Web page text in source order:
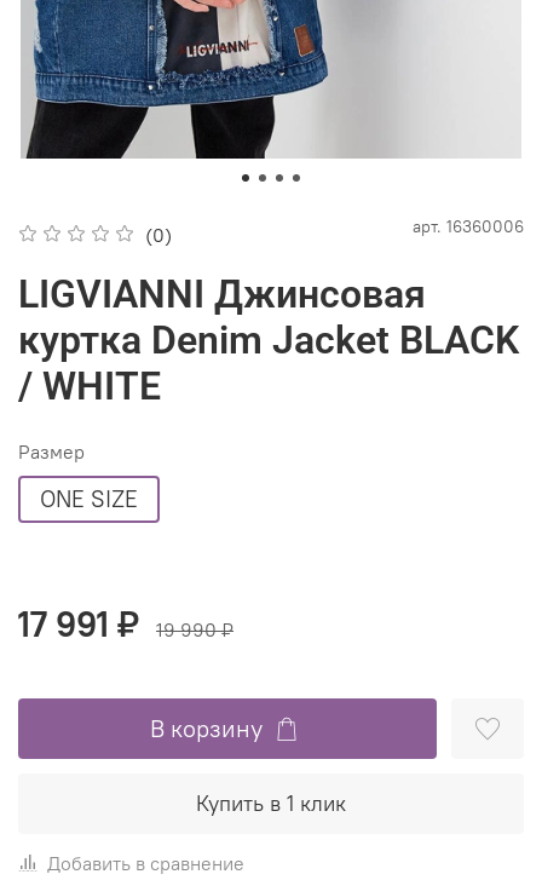
(0) арт. 16360006
LIGVIANNI Джинсовая
куртка Denim Jacket BLACK
/ WHITE
Размер
ONE SIZE
17 991 ₽ 19 990 ₽
В корзину
Купить в 1 клик
Добавить в сравнение